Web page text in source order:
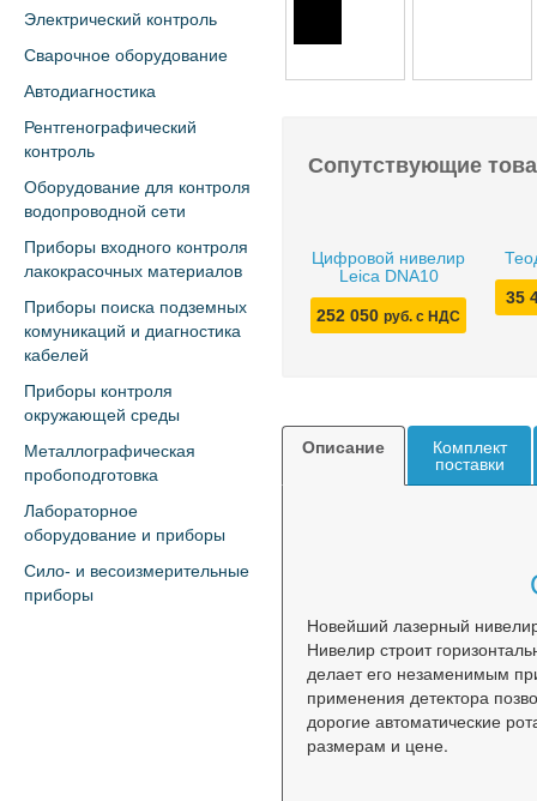
Электрический контроль
Сварочное оборудование
Автодиагностика
Рентгенографический
контроль
Оборудование для контроля
водопроводной сети
Приборы входного контроля
лакокрасочных материалов
Приборы поиска подземных
комуникаций и диагностика
кабелей
Приборы контроля
окружающей среды
Металлографическая
пробоподготовка
Лабораторное
оборудование и приборы
Сило- и весоизмерительные
приборы
Сопутствующие
Цифровой нивелир
Leica DNA10
252 050 руб. с НДС
35
Описание
Комплект
поставки
Новейший лазерный
Нивелир строит
делает его незаменимым
применения детектора
дорогие автоматические
размерам и цене.